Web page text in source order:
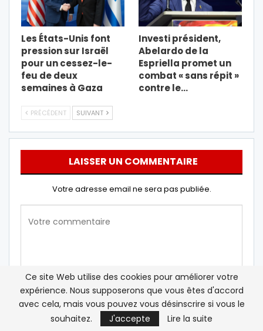
Les États-Unis font
pression sur Israël
pour un cessez-le-
feu de deux
semaines à Gaza
Investi président,
Abelardo de la
Espriella promet un
combat « sans répit »
contre le…
PRÉCÉDENT SUIVANT
LAISSER UN COMMENTAIRE
Votre adresse email ne sera pas publiée.
Ce site Web utilise des cookies pour améliorer votre
expérience. Nous supposerons que vous êtes d'accord
avec cela, mais vous pouvez vous désinscrire si vous le
souhaitez.
J'accepte Lire la suite